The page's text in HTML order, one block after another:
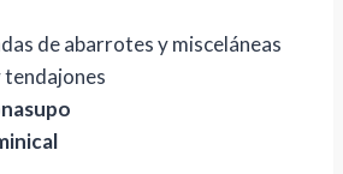
de abarrotes y misceláneas
tendajones